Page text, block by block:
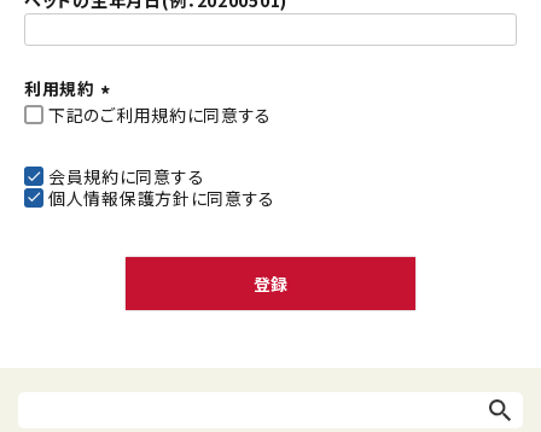
利用規約
(
須
)
下記のご利用規約に同意する
会員規約に同意する
個人情報保護方針 に同意する
登録